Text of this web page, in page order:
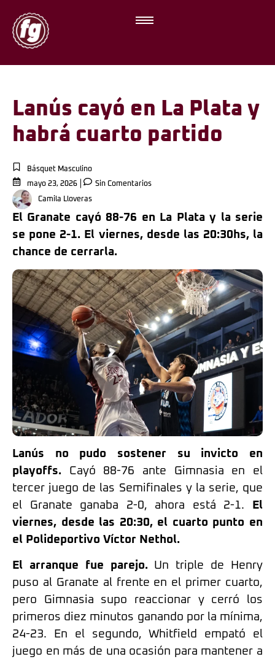
Lanús cayó en La Plata y
habrá cuarto partido
Básquet Masculino
mayo 23, 2026
Sin Comentarios
Camila Lloveras
El Granate cayó 88-76 en La Plata y la serie
se pone 2-1. El viernes, desde las 20:30hs, la
chance de cerrarla.
Lanús no pudo sostener su invicto en
playoffs. Cayó 88-76 ante Gimnasia en el
tercer juego de las Semifinales y la serie, que
el Granate ganaba 2-0, ahora está 2-1.
El
viernes, desde las 20:30, el cuarto punto en
el Polideportivo Víctor Nethol.
El arranque fue parejo. Un triple de Henry
puso al Granate al frente en el primer cuarto,
pero Gimnasia supo reaccionar y cerró los
primeros diez minutos ganando por la mínima,
24-23. En el segundo, Whitfield empató el
juego en más de una ocasión para mantener a